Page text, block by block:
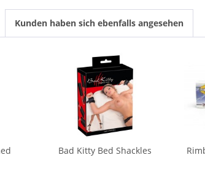
Kunden haben sich ebenfalls angesehen
Bad Kitty Bed Shackles